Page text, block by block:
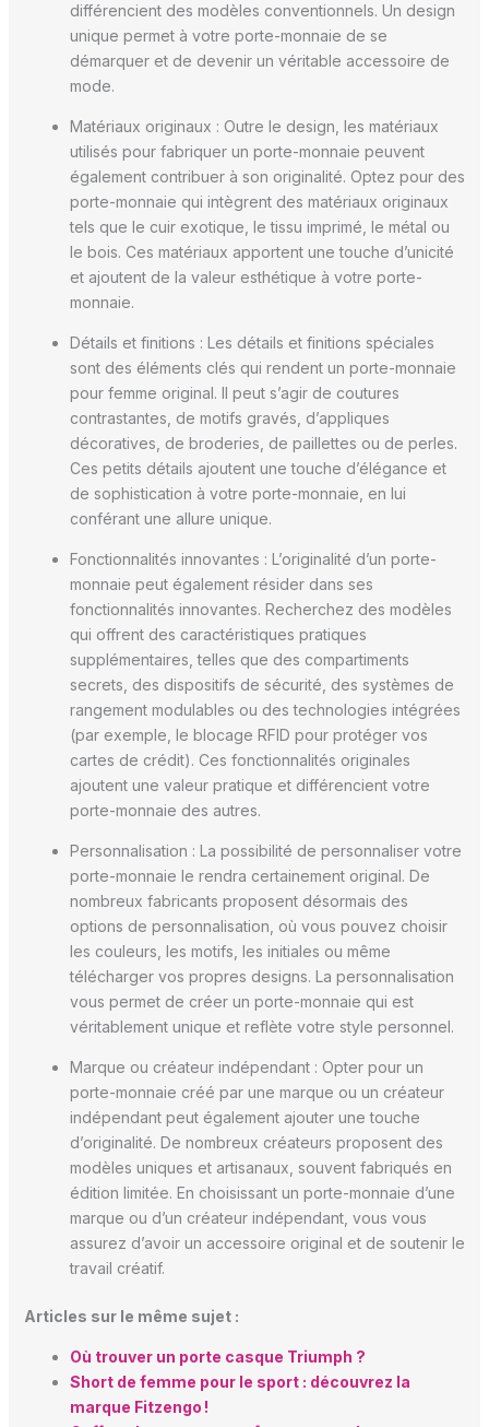
différencient des modèles conventionnels. Un design
unique permet à votre porte-monnaie de se
démarquer et de devenir un véritable accessoire de
mode.
Matériaux originaux : Outre le design, les matériaux
utilisés pour fabriquer un porte-monnaie peuvent
également contribuer à son originalité. Optez pour des
porte-monnaie qui intègrent des matériaux originaux
tels que le cuir exotique, le tissu imprimé, le métal ou
le bois. Ces matériaux apportent une touche d’unicité
et ajoutent de la valeur esthétique à votre porte-
monnaie.
Détails et finitions : Les détails et finitions spéciales
sont des éléments clés qui rendent un porte-monnaie
pour femme original. Il peut s’agir de coutures
contrastantes, de motifs gravés, d’appliques
décoratives, de broderies, de paillettes ou de perles.
Ces petits détails ajoutent une touche d’élégance et
de sophistication à votre porte-monnaie, en lui
conférant une allure unique.
Fonctionnalités innovantes : L’originalité d’un porte-
monnaie peut également résider dans ses
fonctionnalités innovantes. Recherchez des modèles
qui offrent des caractéristiques pratiques
supplémentaires, telles que des compartiments
secrets, des dispositifs de sécurité, des systèmes de
rangement modulables ou des technologies intégrées
(par exemple, le blocage RFID pour protéger vos
cartes de crédit). Ces fonctionnalités originales
ajoutent une valeur pratique et différencient votre
porte-monnaie des autres.
Personnalisation : La possibilité de personnaliser votre
porte-monnaie le rendra certainement original. De
nombreux fabricants proposent désormais des
options de personnalisation, où vous pouvez choisir
les couleurs, les motifs, les initiales ou même
télécharger vos propres designs. La personnalisation
vous permet de créer un porte-monnaie qui est
véritablement unique et reflète votre style personnel.
Marque ou créateur indépendant : Opter pour un
porte-monnaie créé par une marque ou un créateur
indépendant peut également ajouter une touche
d’originalité. De nombreux créateurs proposent des
modèles uniques et artisanaux, souvent fabriqués en
édition limitée. En choisissant un porte-monnaie d’une
marque ou d’un créateur indépendant, vous vous
assurez d’avoir un accessoire original et de soutenir le
travail créatif.
Articles sur le même sujet :
Où trouver un porte casque Triumph ?
Short de femme pour le sport : découvrez la
marque Fitzengo !